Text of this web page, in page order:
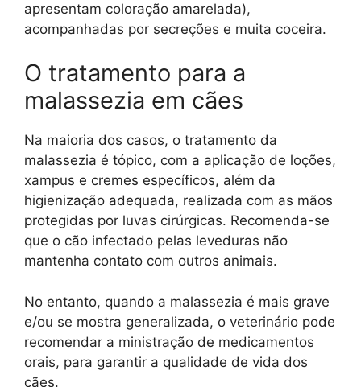
apresentam coloração amarelada),
acompanhadas por secreções e muita coceira.
O tratamento para a
malassezia em cães
Na maioria dos casos, o tratamento da
malassezia é tópico, com a aplicação de loções,
xampus e cremes específicos, além da
higienização adequada, realizada com as mãos
protegidas por luvas cirúrgicas. Recomenda-se
que o cão infectado pelas leveduras não
mantenha contato com outros animais.
No entanto, quando a malassezia é mais grave
e/ou se mostra generalizada, o veterinário pode
recomendar a ministração de medicamentos
orais, para garantir a qualidade de vida dos
cães.